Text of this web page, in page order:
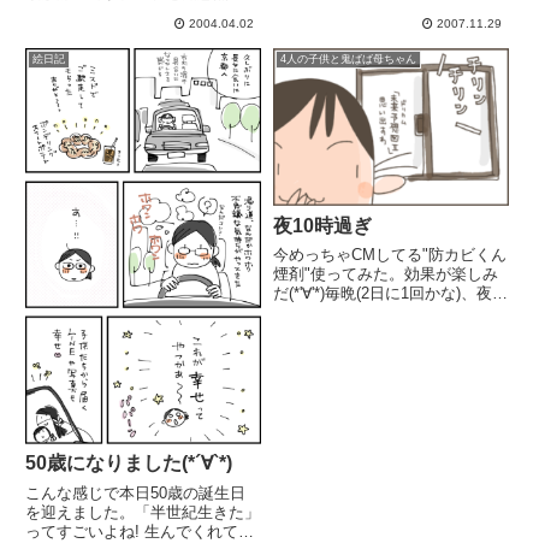
「ゲストブック」なるモノを設置
してみました。１日かかって設置
してました。ますます頭痛が
2004.04.02 2007.11.29
絵日記
50歳になりました(*´∀`*)
こんな感じで本日50歳の誕生日
を迎えました。「半世紀生きた」
ってすごいよね! 生んでくれてあ
4人の子供と鬼ばば母ちゃん
夜10時過ぎ
今めっちゃCMしてる"防カビくん
煙剤"使ってみた。効果が楽しみ
だ(*'∀'*)毎晩(2日に1回かな)、夜